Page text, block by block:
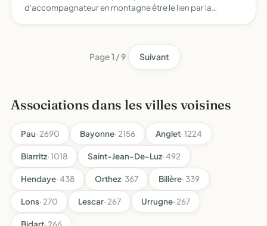
d'accompagnateur en montagne être le lien par la
Page 1 / 9 Suivant
Associations dans les villes voisines
Pau· 2690 Bayonne· 2156 Anglet· 1224
Biarritz· 1018 Saint-Jean-De-Luz· 492
Hendaye· 438 Orthez· 367 Billère· 339
Lons· 270 Lescar· 267 Urrugne· 267
Bidart· 266